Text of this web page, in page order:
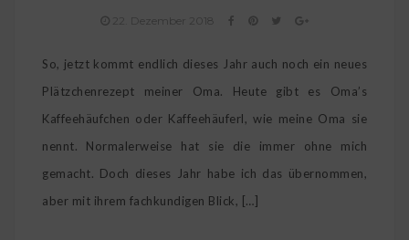
22. Dezember 2018
So, jetzt kommt endlich dieses Jahr auch noch ein neues
Plätzchenrezept meiner Oma. Heute gibt es Oma’s
Kaffeehäufchen oder Kaffeehäuferl, wie meine Oma sie
nennt. Normalerweise hat sie die immer ohne mich
gemacht. Doch dieses Jahr habe ich das übernommen,
aber mit ihrem fachkundigen Blick, […]